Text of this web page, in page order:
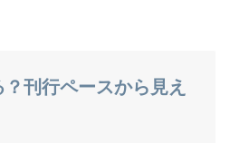
刊行ペースから見え